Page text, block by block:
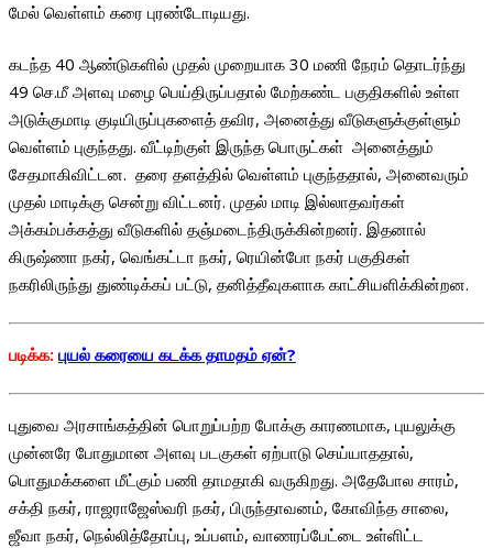
மேல் வெள்ளம் கரை புரண்டோடியது.
கடந்த 40 ஆண்டுகளில் முதல் முறையாக 30 மணி நேரம் தொடர்ந்து
49 செ.மீ அளவு மழை பெய்திருப்பதால் மேற்கண்ட பகுதிகளில் உள்ள
அடுக்குமாடி குடியிருப்புகளைத் தவிர, அனைத்து வீடுகளுக்குள்ளும்
வெள்ளம் புகுந்தது. வீட்டிற்குள் இருந்த பொருட்கள் அனைத்தும்
சேதமாகிவிட்டன. தரை தளத்தில் வெள்ளம் புகுந்ததால், அனைவரும்
முதல் மாடிக்கு சென்று விட்டனர். முதல் மாடி இல்லாதவர்கள்
அக்கம்பக்கத்து வீடுகளில் தஞ்மடைந்திருக்கின்றனர். இதனால்
கிருஷ்ணா நகர், வெங்கட்டா நகர், ரெயின்போ நகர் பகுதிகள்
நகரிலிருந்து துண்டிக்கப் பட்டு, தனித்தீவுகளாக காட்சியளிக்கின்றன.
படிக்க: புயல் கரையை கடக்க தாமதம் ஏன்?
புதுவை அரசாங்கத்தின் பொறுப்பற்ற போக்கு காரணமாக, புயலுக்கு
முன்னரே போதுமான அளவு படகுகள் ஏற்பாடு செய்யாததால்,
பொதுமக்களை மீட்கும் பணி தாமதாகி வருகிறது. அதேபோல சாரம்,
சக்தி நகர், ராஜராஜேஸ்வரி நகர், பிருந்தாவனம், கோவிந்த சாலை,
ஜீவா நகர், நெல்லித்தோப்பு, உப்பளம், வாணரப்பேட்டை உள்ளிட்ட